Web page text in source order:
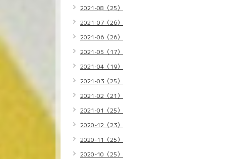
2021-08（25）
2021-07（26）
2021-06（26）
2021-05（17）
2021-04（19）
2021-03（25）
2021-02（21）
2021-01（25）
2020-12（23）
2020-11（25）
2020-10（25）